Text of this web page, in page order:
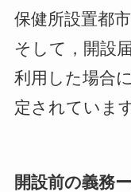
保健所設置都市
そして，開設
利用した場合
定されています
開設前の義務